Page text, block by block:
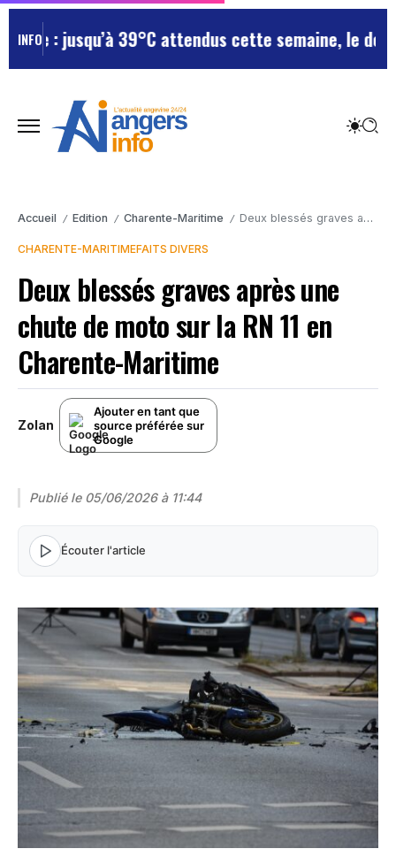
INFO
: jusqu’à 39°C attendus cette semaine, le
Accueil / Edition / Charente-Maritime / Deux blessés graves après une chute de moto sur la RN 11 en Charente-Maritime
CHARENTE-MARITIMEFAITS DIVERS
Deux blessés graves après une
chute de moto sur la RN 11 en
Charente-Maritime
Zolan
Ajouter en tant que
source préférée sur
Google
Publié le 05/06/2026 à 11:44
Écouter l'article